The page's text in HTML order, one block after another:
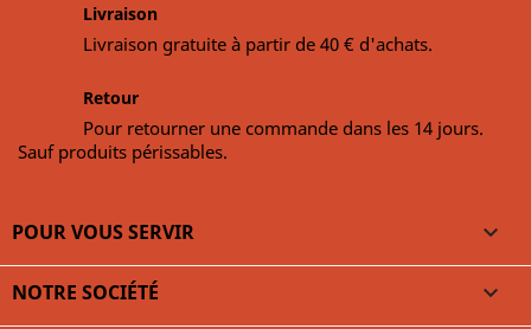
Livraison
Livraison gratuite à partir de 40 € d'achats.
Retour
Pour retourner une commande dans les 14 jours.
Sauf produits périssables.
POUR VOUS SERVIR 
NOTRE SOCIÉTÉ 